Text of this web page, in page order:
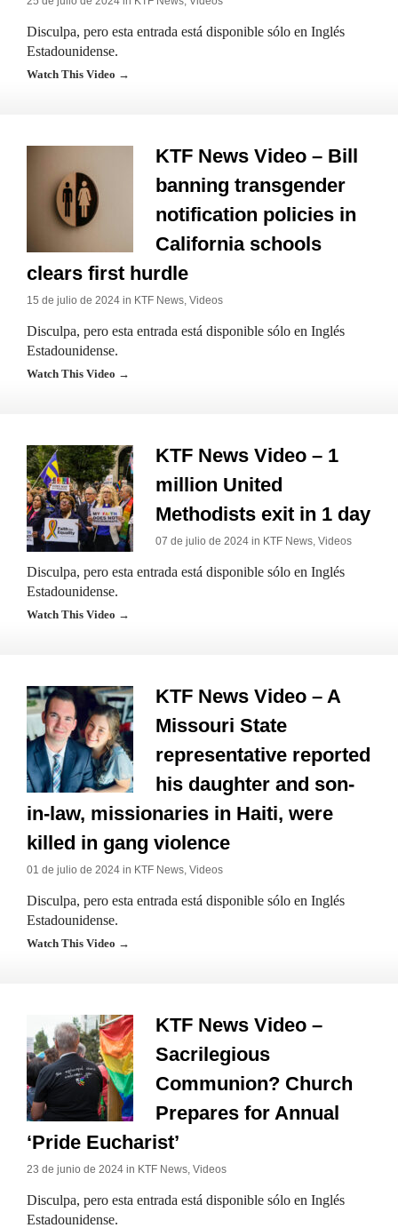
Disculpa, pero esta entrada está disponible sólo en Inglés
Estadounidense.
Watch This Video →
KTF News Video – Bill
banning transgender
notification policies in
California schools
clears first hurdle
15 de julio de 2024 in KTF News, Videos
Disculpa, pero esta entrada está disponible sólo en Inglés
Estadounidense.
Watch This Video →
KTF News Video – 1
million United
Methodists exit in 1 day
07 de julio de 2024 in KTF News, Videos
Disculpa, pero esta entrada está disponible sólo en Inglés
Estadounidense.
Watch This Video →
KTF News Video – A
Missouri State
representative reported
his daughter and son-
in-law, missionaries in Haiti, were
killed in gang violence
01 de julio de 2024 in KTF News, Videos
Disculpa, pero esta entrada está disponible sólo en Inglés
Estadounidense.
Watch This Video →
KTF News Video –
Sacrilegious
Communion? Church
Prepares for Annual
‘Pride Eucharist’
23 de junio de 2024 in KTF News, Videos
Disculpa, pero esta entrada está disponible sólo en Inglés
Estadounidense.